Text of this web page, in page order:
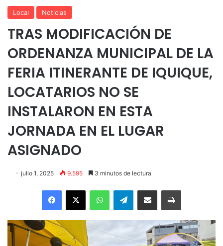
Local Noticias
TRAS MODIFICACIÓN DE
ORDENANZA MUNICIPAL DE LA
FERIA ITINERANTE DE IQUIQUE,
LOCATARIOS NO SE
INSTALARON EN ESTA
JORNADA EN EL LUGAR
ASIGNADO
julio 1, 2025 9.595 3 minutos de lectura
Facebook
X WhatsAppTelegramEnviar vía email Imprimir